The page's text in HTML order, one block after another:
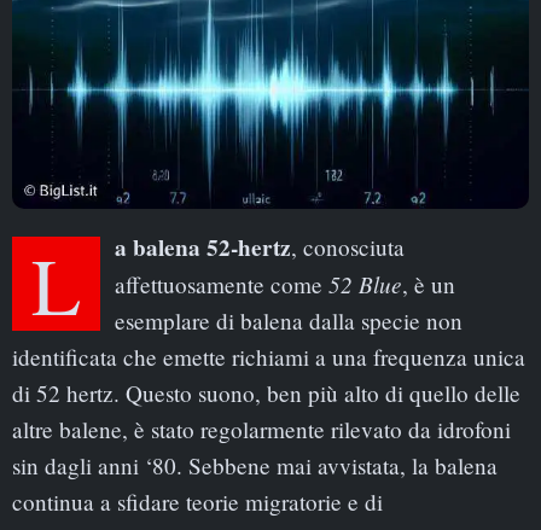
La balena 52-hertz, conosciuta
affettuosamente come 52 Blue, è un
esemplare di balena dalla specie non
identificata che emette richiami a una frequenza unica
di 52 hertz. Questo suono, ben più alto di quello delle
altre balene, è stato regolarmente rilevato da idrofoni
sin dagli anni ‘80. Sebbene mai avvistata, la balena
continua a sfidare teorie migratorie e di